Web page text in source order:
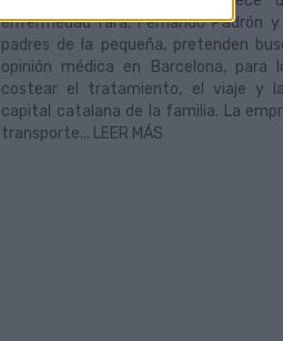
enfermedad rara. Fernando Padrón y
padres de la pequeña, pretenden
opinión médica en Barcelona, para
costear el tratamiento, el viaje y
capital catalana de la familia. La
transporte... LEER MÁS